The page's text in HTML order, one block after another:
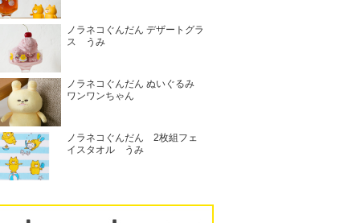
ノラネコぐんだん デザートグラ
ス うみ
ノラネコぐんだん ぬいぐるみ
ワンワンちゃん
ノラネコぐんだん 2枚組フェ
イスタオル うみ